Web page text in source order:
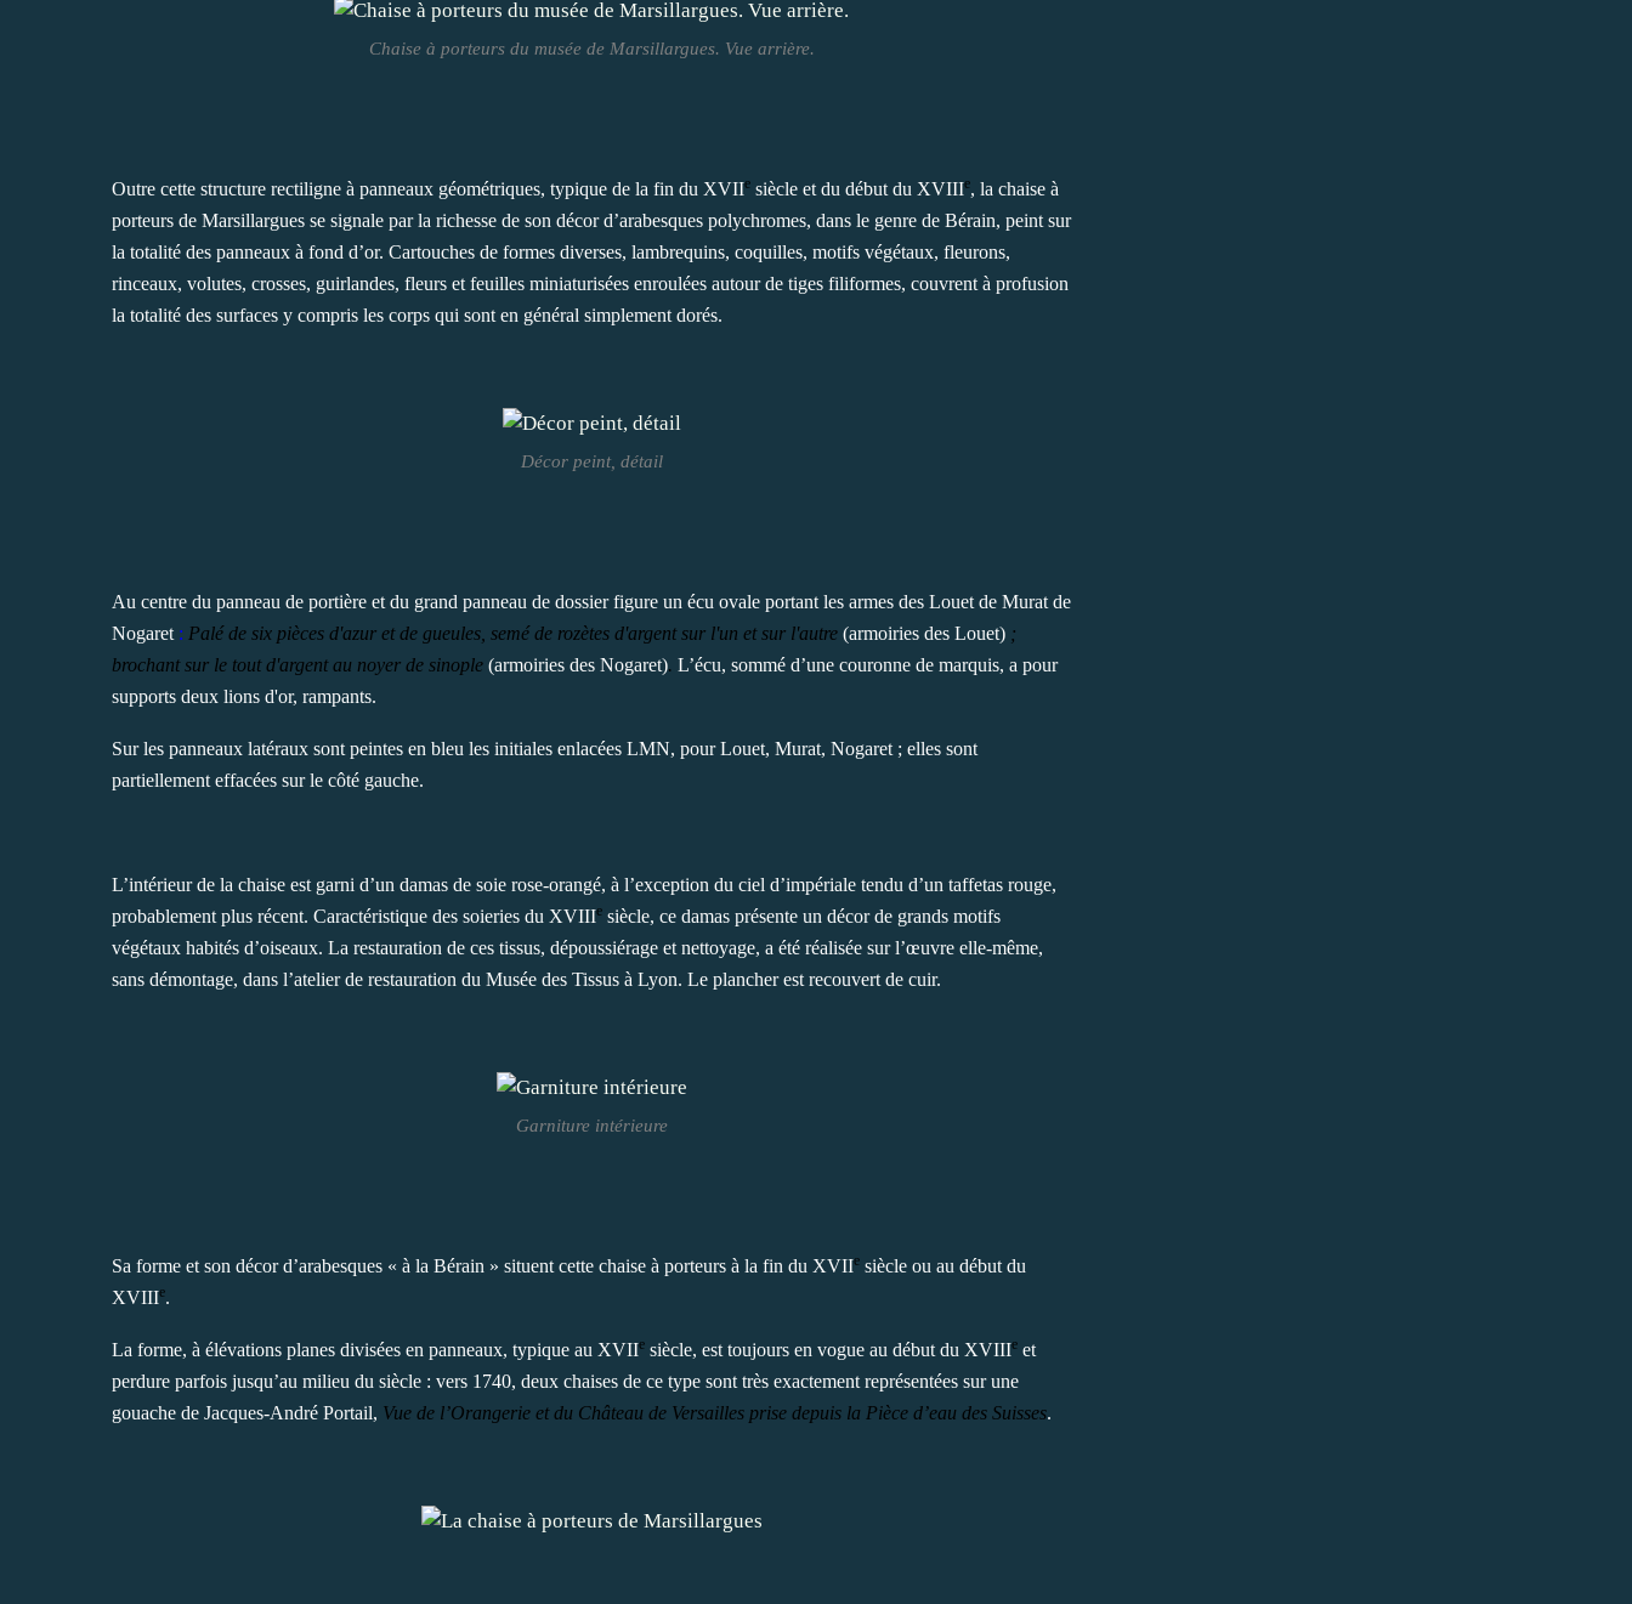
Chaise à porteurs du musée de Marsillargues. Vue arrière.
Outre cette structure rectiligne à panneaux géométriques, typique de la fin du XVIIe siècle et du début du XVIIIe, la chaise à
porteurs de Marsillargues se signale par la richesse de son décor d’arabesques polychromes, dans le genre de Bérain, peint sur
la totalité des panneaux à fond d’or. Cartouches de formes diverses, lambrequins, coquilles, motifs végétaux, fleurons,
rinceaux, volutes, crosses, guirlandes, fleurs et feuilles miniaturisées enroulées autour de tiges filiformes, couvrent à profusion
la totalité des surfaces y compris les corps qui sont en général simplement dorés.
Décor peint, détail
Au centre du panneau de portière et du grand panneau de dossier figure un écu ovale portant les armes des Louet de Murat de
Nogaret : Palé de six pièces d'azur et de gueules, semé de rozètes d'argent sur l'un et sur l'autre (armoiries des Louet) ;
brochant sur le tout d'argent au noyer de sinople (armoiries des Nogaret). L’écu, sommé d’une couronne de marquis, a pour
supports deux lions d'or, rampants.
Sur les panneaux latéraux sont peintes en bleu les initiales enlacées LMN, pour Louet, Murat, Nogaret ; elles sont
partiellement effacées sur le côté gauche.
L’intérieur de la chaise est garni d’un damas de soie rose-orangé, à l’exception du ciel d’impériale tendu d’un taffetas rouge,
probablement plus récent. Caractéristique des soieries du XVIIIe siècle, ce damas présente un décor de grands motifs
végétaux habités d’oiseaux. La restauration de ces tissus, dépoussiérage et nettoyage, a été réalisée sur l’œuvre elle-même,
sans démontage, dans l’atelier de restauration du Musée des Tissus à Lyon. Le plancher est recouvert de cuir.
Garniture intérieure
Sa forme et son décor d’arabesques « à la Bérain » situent cette chaise à porteurs à la fin du XVIIe siècle ou au début du
XVIIIe.
La forme, à élévations planes divisées en panneaux, typique au XVIIe siècle, est toujours en vogue au début du XVIIIe et
perdure parfois jusqu’au milieu du siècle : vers 1740, deux chaises de ce type sont très exactement représentées sur une
gouache de Jacques-André Portail, Vue de l’Orangerie et du Château de Versailles prise depuis la Pièce d’eau des Suisses.